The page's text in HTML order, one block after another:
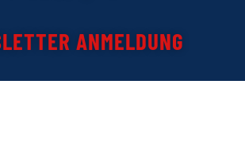
ANMELDUNG